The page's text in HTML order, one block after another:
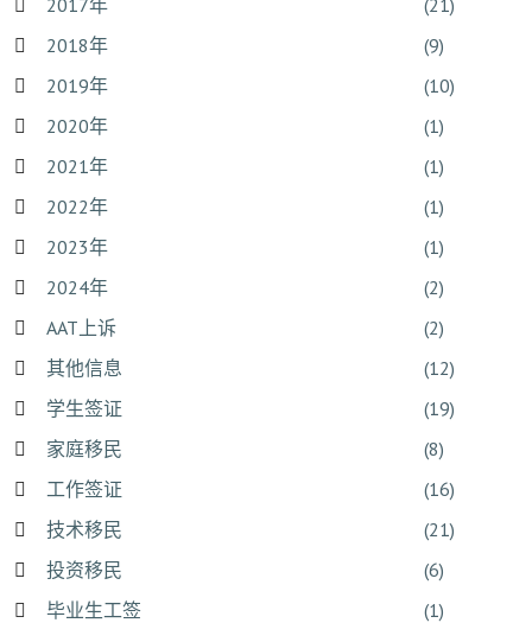
2017年
(21)
2018年
(9)
2019年
(10)
2020年
(1)
2021年
(1)
2022年
(1)
2023年
(1)
2024年
(2)
AAT上诉
(2)
其他信息
(12)
学生签证
(19)
家庭移民
(8)
工作签证
(16)
技术移民
(21)
投资移民
(6)
毕业生工签
(1)